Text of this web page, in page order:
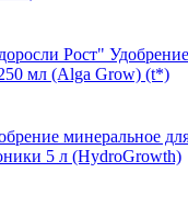
Рост" Удобрение
мл (Alga Grow) (t*)
минеральное
5 л (HydroGrowth)